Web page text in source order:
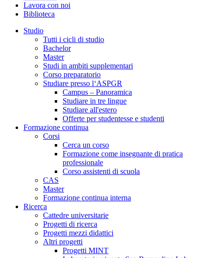
Lavora con noi
Biblioteca
Studio
Tutti i cicli di studio
Bachelor
Master
Studi in ambiti supplementari
Corso preparatorio
Studiare presso l‘ASPGR
Campus – Panoramica
Studiare in tre lingue
Studiare all'estero
Offerte per studentesse e studenti
Formazione continua
Corsi
Cerca un corso
Formazione come insegnante di pratica
professionale
Corso assistenti di scuola
CAS
Master
Formazione continua interna
Ricerca
Cattedre universitarie
Progetti di ricerca
Progetti mezzi didattici
Altri progetti
Progetti MINT